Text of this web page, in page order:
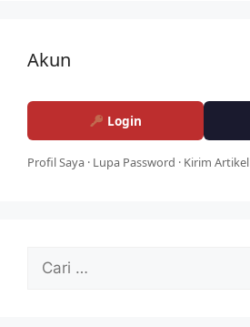
Akun
Login
Profil Saya · Lupa Password · Kirim Artikel
untuk: